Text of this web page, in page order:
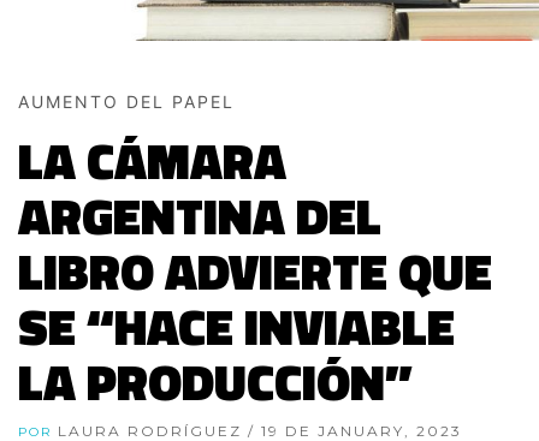
AUMENTO DEL PAPEL
LA CÁMARA
ARGENTINA DEL
LIBRO ADVIERTE QUE
SE “HACE INVIABLE
LA PRODUCCIÓN”
POR LAURA RODRÍGUEZ / 19 DE JANUARY, 2023